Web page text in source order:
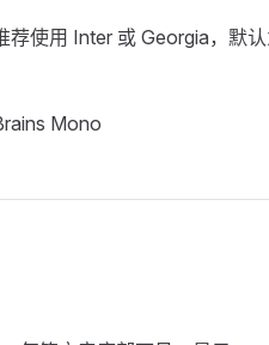
荐使用 Inter 或 Georgia，默
Mono